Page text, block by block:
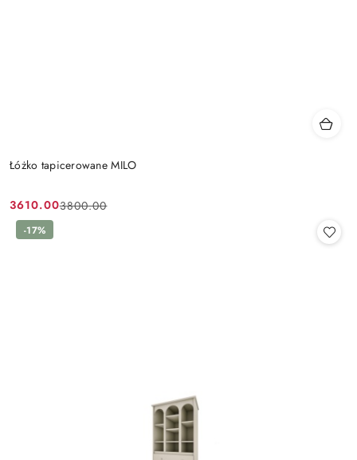
Łóżko tapicerowane MILO
Cena
promocyjna:
3610.00
Cena
przed
3800.00
-17%